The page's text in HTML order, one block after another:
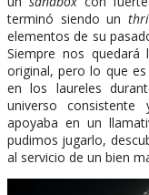
terminó siendo un
elementos de su
Siempre nos
original, pero lo que
en los laureles
universo
apoyaba en un
pudimos jugarlo,
al servicio de un bien